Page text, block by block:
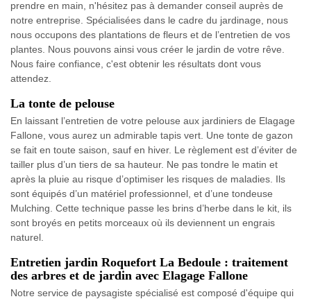
prendre en main, n'hésitez pas à demander conseil auprès de
notre entreprise. Spécialisées dans le cadre du jardinage, nous
nous occupons des plantations de fleurs et de l’entretien de vos
plantes. Nous pouvons ainsi vous créer le jardin de votre rêve.
Nous faire confiance, c'est obtenir les résultats dont vous
attendez.
La tonte de pelouse
En laissant l’entretien de votre pelouse aux jardiniers de Elagage
Fallone, vous aurez un admirable tapis vert. Une tonte de gazon
se fait en toute saison, sauf en hiver. Le règlement est d’éviter de
tailler plus d’un tiers de sa hauteur. Ne pas tondre le matin et
après la pluie au risque d’optimiser les risques de maladies. Ils
sont équipés d’un matériel professionnel, et d’une tondeuse
Mulching. Cette technique passe les brins d’herbe dans le kit, ils
sont broyés en petits morceaux où ils deviennent un engrais
naturel.
Entretien jardin Roquefort La Bedoule : traitement
des arbres et de jardin avec Elagage Fallone
Notre service de paysagiste spécialisé est composé d'équipe qui